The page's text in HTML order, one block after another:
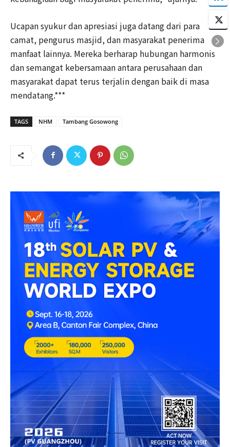
Ucapan syukur dan apresiasi juga datang dari para
camat, pengurus masjid, dan masyarakat penerima
manfaat lainnya. Mereka berharap hubungan harmonis
dan semangat kebersamaan antara perusahaan dan
masyarakat dapat terus terjalin dengan baik di masa
mendatang.***
TAGS NHM Tambang Gosowong